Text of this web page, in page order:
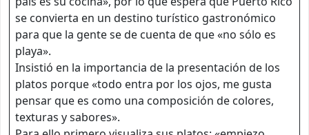
se convierta en un destino turístico gastronómico
para que la gente se de cuenta de que «no sólo es
playa».
Insistió en la importancia de la presentación de los
platos porque «todo entra por los ojos, me gusta
pensar que es como una composición de colores,
texturas y sabores».